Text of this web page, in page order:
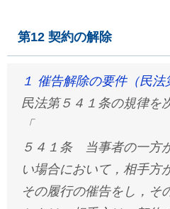
第12 契約の解除
１ 催告解除の要件（民法
民法第５４１条の規律を
「
５４１条 当事者の一方
い場合において，相手方
その履行の催告をし，そ